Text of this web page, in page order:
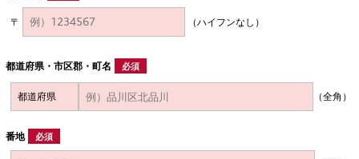
〒 （ハイフンなし）
都道府県・市区郡・町名 必須
（全角）
番地 必須